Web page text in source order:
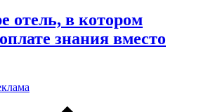
отель, в котором
знания вместо